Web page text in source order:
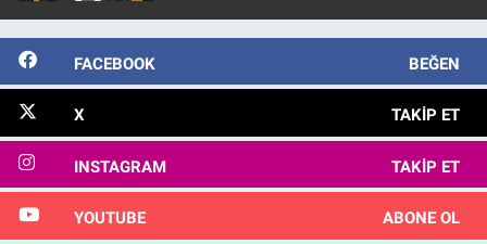
FACEBOOK BEĞEN
X TAKIP ET
INSTAGRAM TAKIP ET
YOUTUBE ABONE OL